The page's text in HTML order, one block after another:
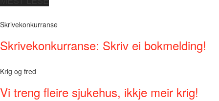
Skrivekonkurranse
Skrivekonkurranse: Skriv ei bokmelding!
Krig og fred
Vi treng fleire sjukehus, ikkje meir krig!